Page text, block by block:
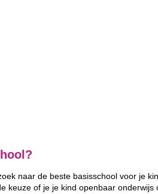
naar de beste basisschool voor je
keuze of je je kind openbaar onderwijs